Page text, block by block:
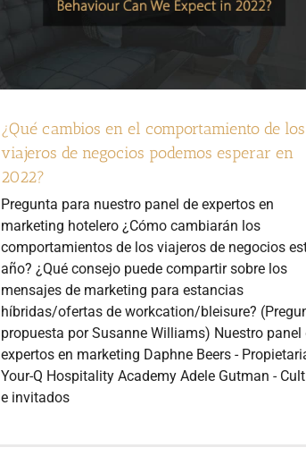
¿Qué cambios en el comportamiento de los
viajeros de negocios podemos esperar en
2022?
Pregunta para nuestro panel de expertos en
marketing hotelero ¿Cómo cambiarán los
comportamientos de los viajeros de negocios
año? ¿Qué consejo puede compartir sobre los
mensajes de marketing para estancias
híbridas/ofertas de workcation/bleisure?
propuesta por Susanne Williams) Nuestro panel
expertos en marketing Daphne Beers -
Your-Q Hospitality Academy Adele Gutman -
e invitados